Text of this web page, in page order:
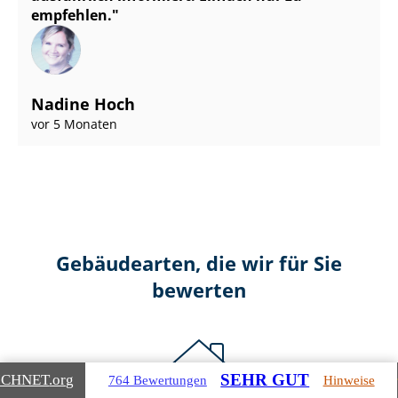
empfehlen.
Nadine Hoch
vor 5 Monaten
Gebäudearten, die wir für Sie
bewerten
.org 764 Bewertungen SEHR GUT Hinweise